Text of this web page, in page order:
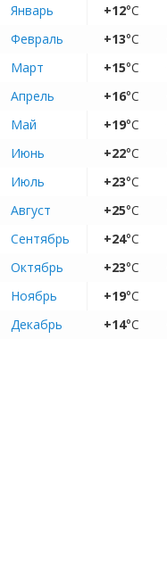
Январь
+12°C
Февраль
+13°C
Март
+15°C
Апрель
+16°C
Май
+19°C
Июнь
+22°C
Июль
+23°C
Август
+25°C
Сентябрь
+24°C
Октябрь
+23°C
Ноябрь
+19°C
Декабрь
+14°C